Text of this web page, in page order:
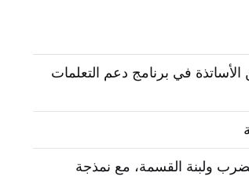
في برنامج دعم التعلمات
ولبنة القسمة، مع نمذجة